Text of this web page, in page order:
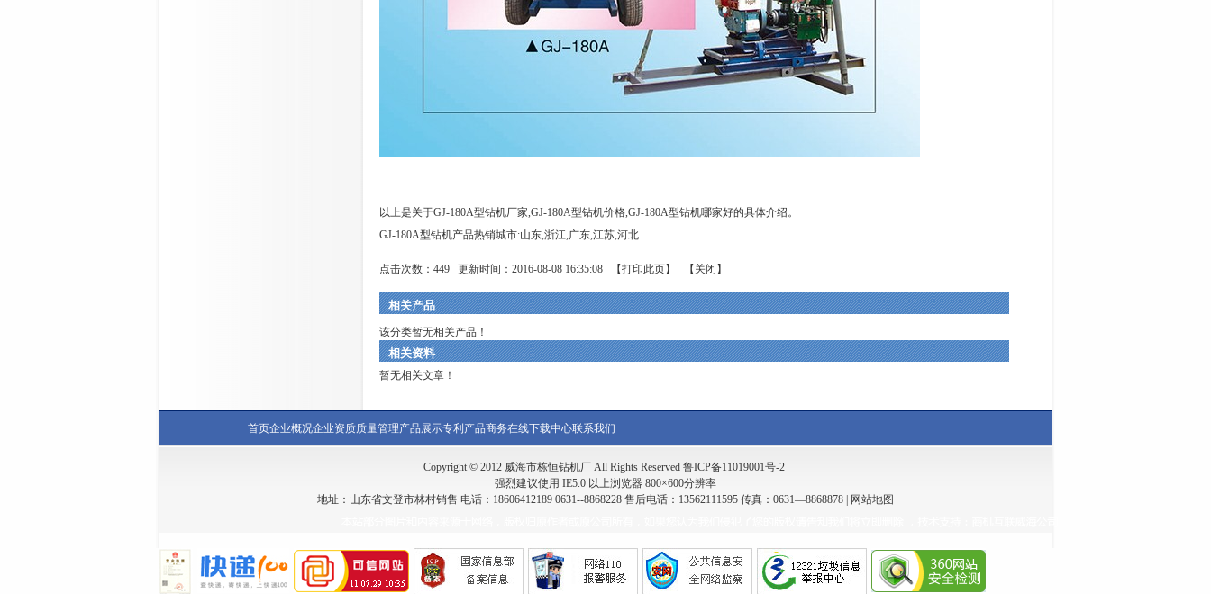
以上是关于GJ-180A型钻机厂家,GJ-180A型钻机价格,GJ-180A型钻机哪家好的具体介绍。
GJ-180A型钻机产品热销城市:山东,浙江,广东,江苏,河北
点击次数：449 更新时间：2016-08-08 16:35:08 【打印此页】 【 关闭 】
相关产品
该分类暂无相关产品！
相关资料
暂无相关文章！
首页企业概况企业资质质量管理产品展示专利产品商务在线下载中心联系我们
Copyright © 2012 威海市栋恒钻机厂 All Rights Reserved 鲁ICP备11019001号-2
强烈建议使用 IE5.0 以上浏览器 800×600分辨率
地址：山东省文登市林村销售 电话：18606412189 0631--8868228 售后电话：13562111595 传真：0631—8868878
网站地图